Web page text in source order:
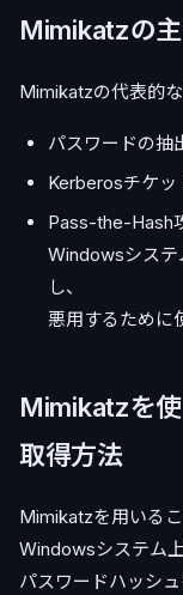
Mimikatzの
Mimikatzの代表的
パスワードの抽
Kerberosチケッ
Pass-the-Hash
Windowsシステ
し、
悪用するために
Mimikatzを
取得方法
Mimikatzを用いるこ
Windowsシステム
パスワードハッシュ